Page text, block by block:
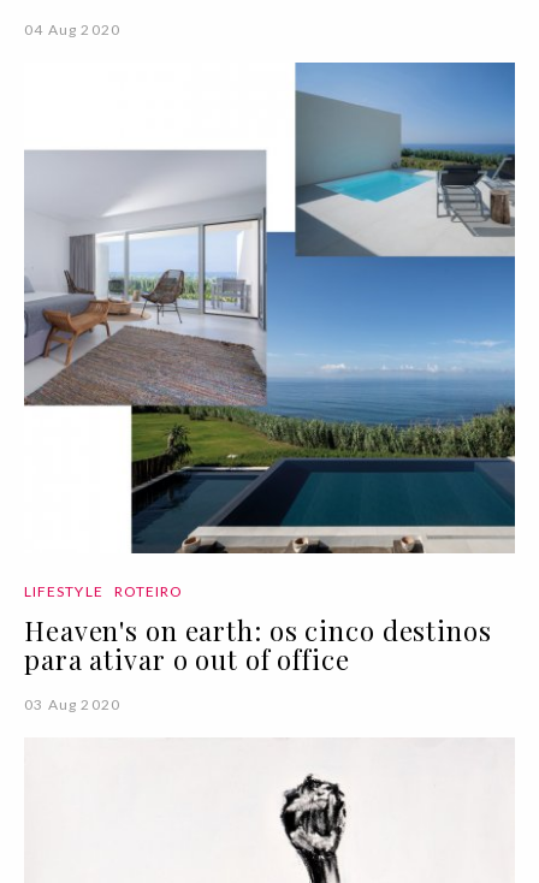
04 Aug 2020
LIFESTYLE ROTEIRO
Heaven's on earth: os cinco destinos
para ativar o out of office
03 Aug 2020